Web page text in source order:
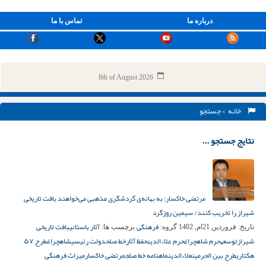
تماس با ما درباره ما
8th of August 2026
خانه > جستجو
نتایج جستجو ...
مرتضی خاکسار: به بهانه‌ی گردشگری مذهبی می‌خواهند بافت تاریخی
شیراز را تخریب کنند/ سیمین روزگرد
تاریخ: فروردین 21ام, 1402 گروه: فرهنگی برچسب ها: آثار باستانیبافت تاریخی
شیرازتوسعهحرم شاهچراغحرم علاءالدینحفظ آثارخط صلحدولت رئیسیشاهچراغ
طرح ۵۷
هکتاریطرح بین الحرمینعلاءالدینماهنامه خط صلجمرتضی خاکسارمیراث فرهنگی